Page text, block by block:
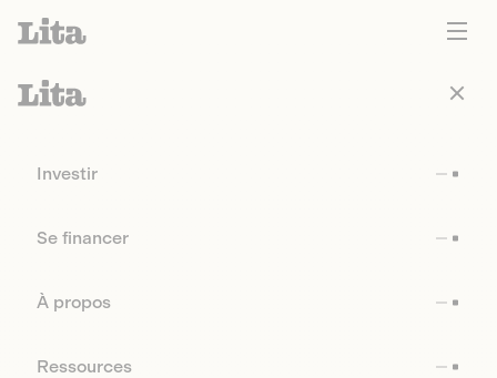
Investir
Se financer
À propos
Ressources